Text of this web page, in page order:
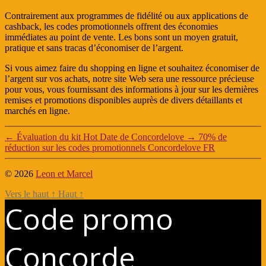
Contrairement aux programmes de fidélité ou aux applications de
cashback, les codes promotionnels offrent des économies
immédiates au point de vente. Les bons sont un moyen gratuit,
pratique et sans tracas d’économiser de l’argent.
Si vous aimez faire du shopping en ligne et souhaitez économiser de
l’argent sur vos achats, notre site Web sera une ressource précieuse
pour vous, vous fournissant des informations à jour sur les dernières
remises et promotions disponibles auprès de divers détaillants et
marchés en ligne.
← Évaluation du kit Hot Date de Concordelove → 70% de
réduction sur les codes promotionnels Concordelove FR
© 2026 Leon et Marcel
Vers le haut ↑ Haut ↑
Code promo
Concorde